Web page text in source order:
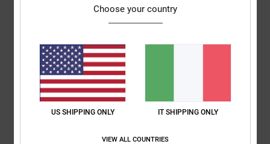
Recensioni dei clienti
Punteggio medio
5.0
Choose your country
US SHIPPING ONLY IT SHIPPING ONLY
VIEW ALL COUNTRIES